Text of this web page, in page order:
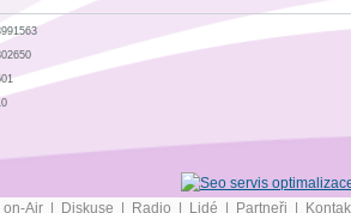
on-Air | Diskuse | Radio | Lidé | Partneři |